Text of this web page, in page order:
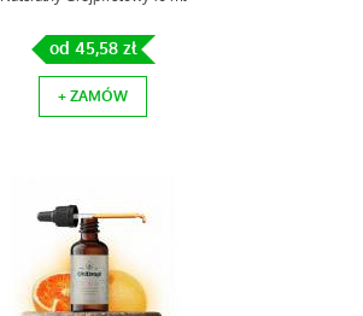
od 45,58 zł
+ ZAMÓW